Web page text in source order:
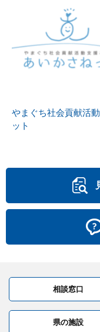
やまぐち社会貢献活
ット
相談窓口
県の施設